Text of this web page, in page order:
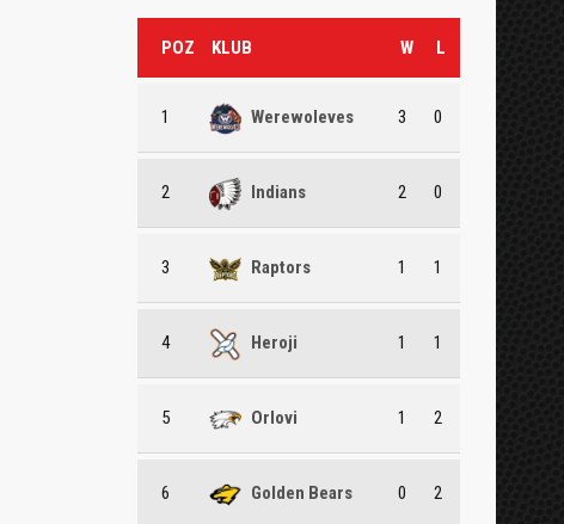
POZ KLUB W L
1 Werewoleves 3 0
2 Indians 2 0
3 Raptors 1 1
4 Heroji 1 1
5 Orlovi 1 2
6 Golden Bears 0 2